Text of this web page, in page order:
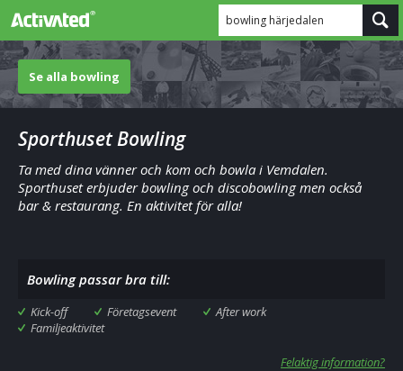
bowling härjedalen
Se alla bowling
Sporthuset Bowling
Ta med dina vänner och kom och bowla i Vemdalen.
Sporthuset erbjuder bowling och discobowling men också
bar & restaurang. En aktivitet för alla!
Bowling passar bra till:
Kick-off Företagsevent
After work
Familjeaktivitet
Felaktig information?